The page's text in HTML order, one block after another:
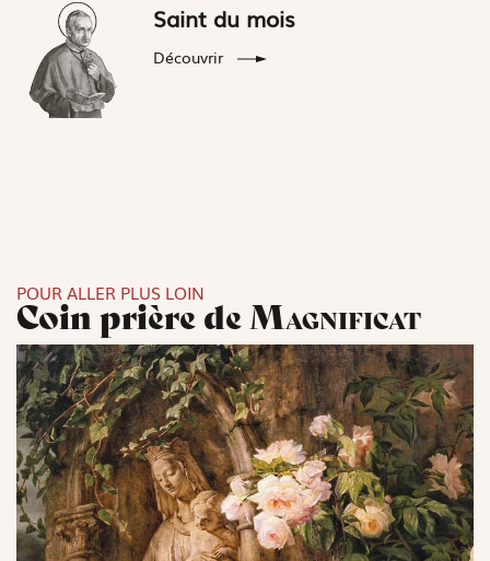
Saint du mois
Découvrir
POUR ALLER PLUS LOIN
Coin prière deMagnificat